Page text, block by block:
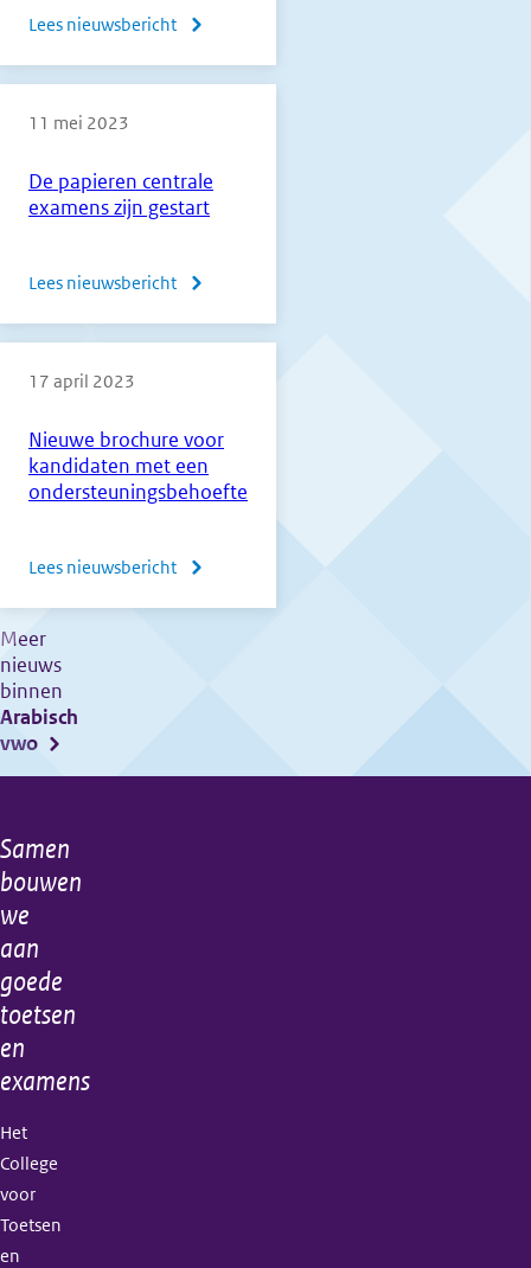
2023
Lees nieuwsbericht
over
havo
1e
tijdvak
De papieren centrale
examens zijn gestart
11 mei 2023
Lees nieuwsbericht
over
papieren
zijn
gestart
Nieuwe brochure voor
kandidaten met een
ondersteuningsbehoefte
17 april 2023
Lees nieuwsbericht
over
Meer
nieuws
binnen
Arabisch
vwo
Algemene
informatie
Samen
bouwen
we
aan
goede
toetsen
en
examens
Het
College
voor
Toetsen
en